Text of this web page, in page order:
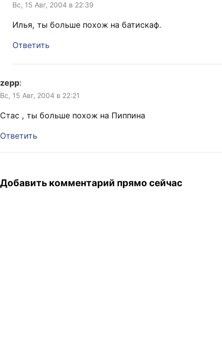
Вс, 15 Авг, 2004 в 22:39
Илья, ты больше похож на батискаф.
Ответить
zepp:
Вс, 15 Авг, 2004 в 22:21
Стас , ты больше похож на Пиппина
Ответить
Добавить комментарий прямо сейчас